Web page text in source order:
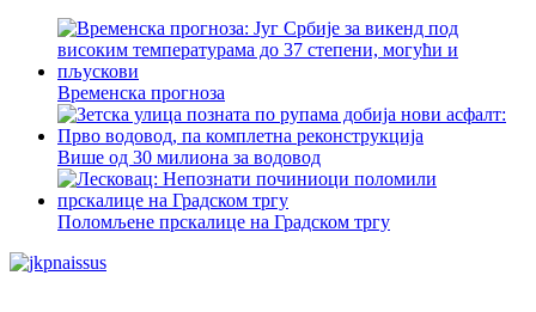
Временска прогноза
Више од 30 милиона за водовод
Поломљене прскалице на Градском тргу